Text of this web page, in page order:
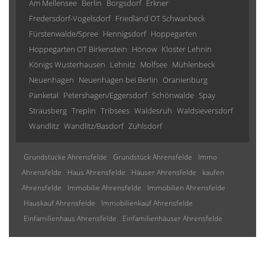
Am Mellensee Berlin Borgsdorf Erkner
Fredersdorf-Vogelsdorf Friedland OT Schwanbeck
Fürstenwalde/Spree Hennigsdorf Hoppegarten
Hoppegarten OT Birkenstein Hönow Kloster Lehnin
Königs Wusterhausen Lehnitz Molfsee Mühlenbeck
Neuenhagen Neuenhagen bei Berlin Oranienburg
Panketal Petershagen/Eggersdorf Schönwalde Spay
Strausberg Treplin Tribsees Waldesruh Waldsieversdorf
Wandlitz Wandlitz/Basdorf Zühlsdorf
Grundstücke Ahrensfelde Grundstück Ahrensfelde
Immo
Ahrensfelde
Haus Ahrensfelde Häuser Ahrensfelde
kaufen
Ahrensfelde
Immobilie Ahrensfelde
Immobilien Ahrensfelde
Hauskauf Ahrensfelde
Immobilienkauf Ahrensfelde
Einfamilienhaus Ahrensfelde
Einfamilienhäuser Ahrensfelde